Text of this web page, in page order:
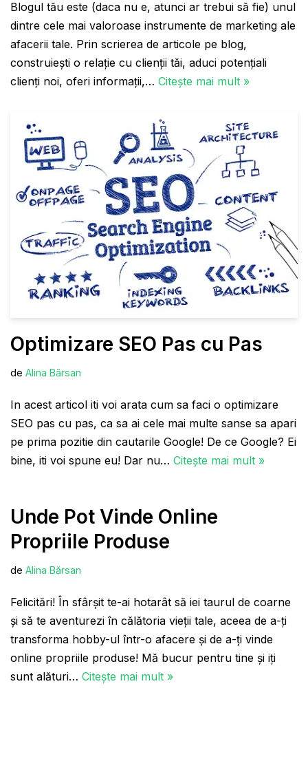
Blogul tău este (daca nu e, atunci ar trebui să fie) unul
dintre cele mai valoroase instrumente de marketing ale
afacerii tale. Prin scrierea de articole pe blog,
construiești o relație cu clienții tăi, aduci potențiali
clienți noi, oferi informații,… Citește mai mult »
Optimizare SEO Pas cu Pas
de Alina Bărsan
In acest articol iti voi arata cum sa faci o optimizare
SEO pas cu pas, ca sa ai cele mai multe sanse sa apari
pe prima pozitie din cautarile Google! De ce Google? Ei
bine, iti voi spune eu! Dar nu… Citește mai mult »
Unde Pot Vinde Online
Propriile Produse
de Alina Bărsan
Felicitări! În sfârșit te-ai hotarât să iei taurul de coarne
și să te aventurezi în călătoria vieții tale, aceea de a-ți
transforma hobby-ul într-o afacere și de a-ți vinde
online propriile produse! Mă bucur pentru tine și iți
sunt alături… Citește mai mult »